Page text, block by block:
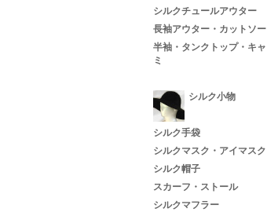
シルクチュールアウター
長袖アウター・カットソー
半袖・タンクトップ・キャ
ミ
シルク小物
シルク手袋
シルクマスク・アイマスク
シルク帽子
スカーフ・ストール
シルクマフラー